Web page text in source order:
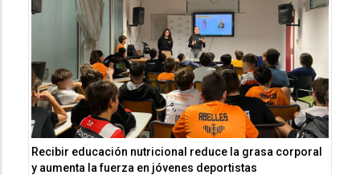
Recibir educación nutricional reduce la grasa corporal
y aumenta la fuerza en jóvenes deportistas